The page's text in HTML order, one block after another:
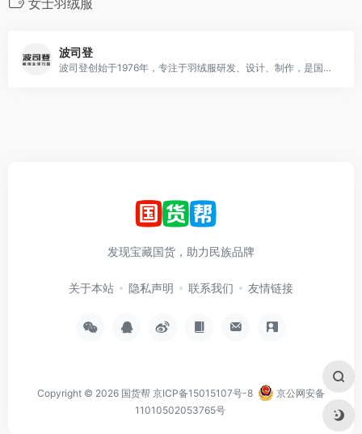
波司登
波司登创始于1976年，专注于羽绒服研发、设计、制作，是国内兼具大规模及先进生产设备的品牌羽绒服生产商。产品涵盖男士羽绒服、女士羽绒服、儿童羽绒服等产品。
发现宝藏国货，助力民族品牌
关于本站 隐私声明 联系我们 友情链接
Copyright © 2026 国货帮 京ICP备15015107号-8
京公网安备
11010502053765号